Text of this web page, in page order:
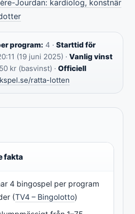
Jourdan: kardiolog, konstnär
program: 4 · Starttid för
(19 juni 2025) · Vanlig vinst
50 kr (basvinst) · Officiell
ratta-lotten
fakta
4 bingospel per program
(TV4 – Bingolotto)